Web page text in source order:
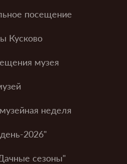
посещение
Кусково
музея
неделя
2026"
сезоны"